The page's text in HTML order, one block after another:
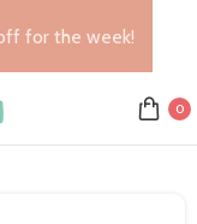
0
for the week!